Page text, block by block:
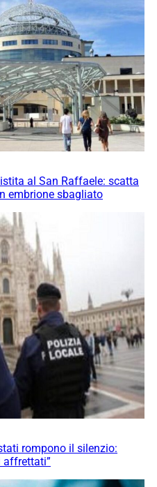
al San Raffaele: scatta
embrione sbagliato
rompono il silenzio:
affrettati”